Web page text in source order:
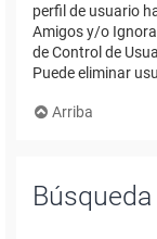
perfil de usuario
Amigos y/o
de Control de
Puede eliminar
Arriba